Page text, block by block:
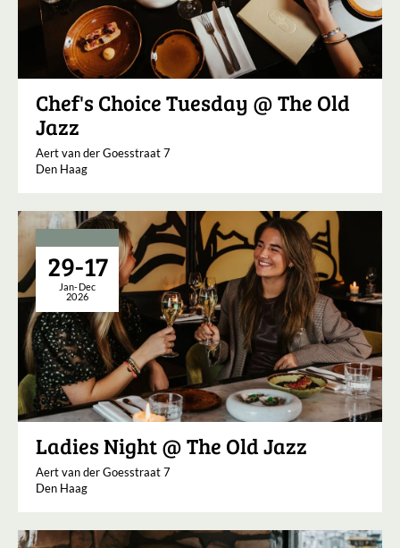
Chef's Choice Tuesday @ The Old
Jazz
Aert van der Goesstraat 7
Den Haag
29-17
Jan-Dec
2026
Ladies Night @ The Old Jazz
Aert van der Goesstraat 7
Den Haag